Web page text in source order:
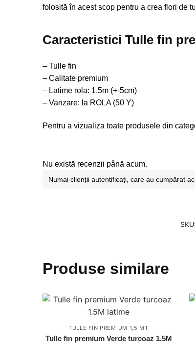
folosită în acest scop pentru a crea flori de
Caracteristici Tulle fin
– Tulle fin
– Calitate premium
– Latime rola: 1.5m (+-5cm)
– Vanzare: la ROLA (50 Y)
Pentru a vizualiza toate produsele din
Nu există recenzii până acum.
Numai clienții autentificați, care au cumpărat
SKU:
Produse similare
TULLE FIN PREMIUM 1,5 MT
Tulle fin premium Verde turcoaz 1.5M